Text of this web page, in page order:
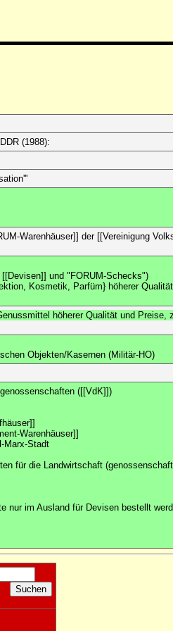
(1988):
Warenhäuser]] der [[Vereinigung
und "FORUM-Schecks")
Kosmetik, Parfüm} höherer
höherer Qualität und Preise,
Objekten/Kasernen (Militär-HO)
([[VdK]])
Warenhäuser]]
Marx-Stadt
für die Landwirtschaft
nur im Ausland für Devisen bestellt